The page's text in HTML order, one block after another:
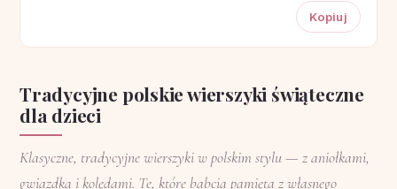
Kopiuj
Tradycyjne polskie wierszyki świąteczne
dla dzieci
Klasyczne, tradycyjne wierszyki w polskim stylu — z aniołkami,
gwiazdką i kolędami. Te, które babcia pamięta z własnego